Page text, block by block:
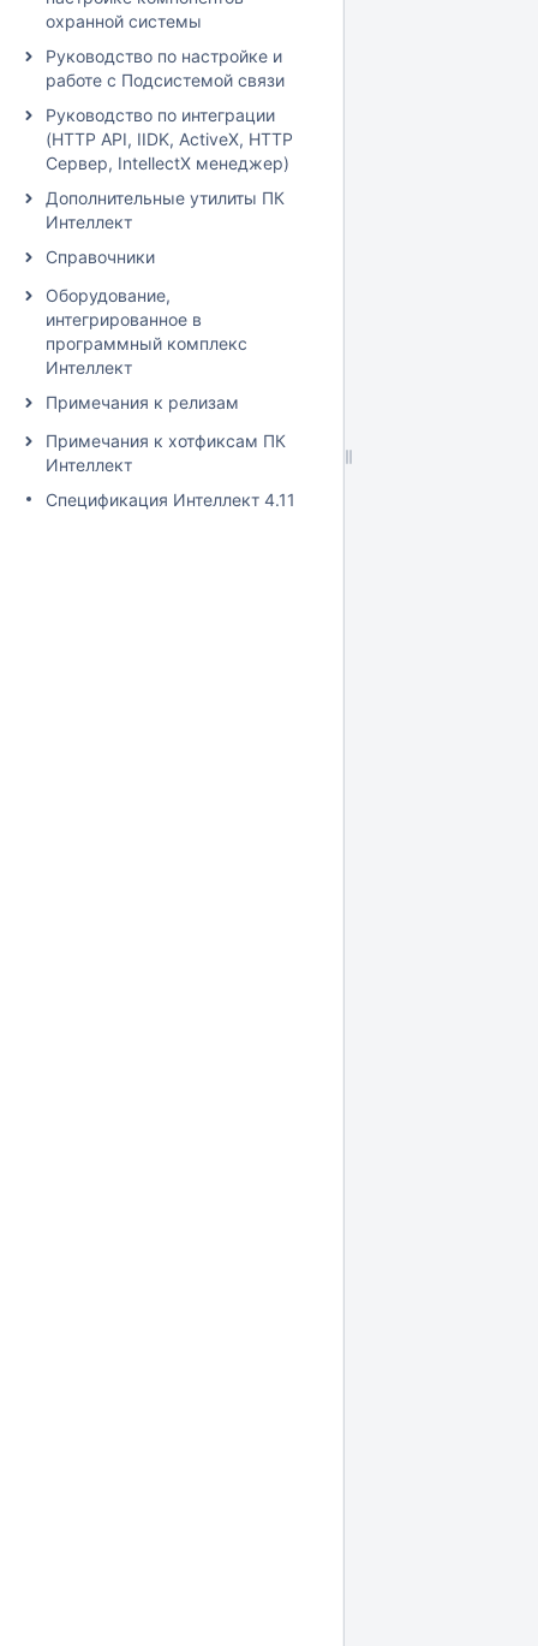
охранной системы
Руководство по настройке и
работе с Подсистемой связи
Руководство по интеграции
(HTTP API, IIDK, ActiveX, HTTP
Сервер, IntellectX менеджер)
Дополнительные утилиты ПК
Интеллект
Справочники
Оборудование,
интегрированное в
программный комплекс
Интеллект
Примечания к релизам
Примечания к хотфиксам ПК
Интеллект
Спецификация Интеллект 4.11